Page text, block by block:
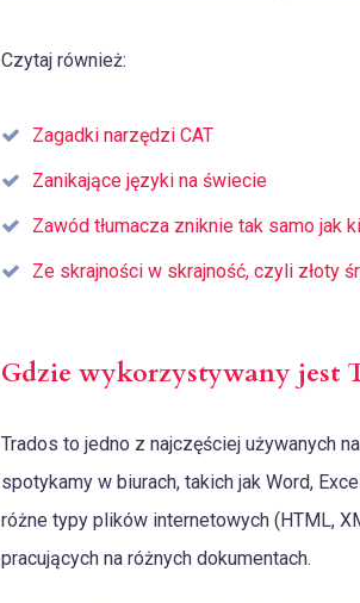
Czytaj również:
Zagadki narzędzi CAT
Zanikające języki na świecie
Zawód tłumacza zniknie tak samo jak
Ze skrajności w skrajność, czyli złoty
Gdzie wykorzystywany jest
Trados to jedno z najczęściej używanych
spotykamy w biurach, takich jak Word,
różne typy plików internetowych (HTML,
pracujących na różnych dokumentach.